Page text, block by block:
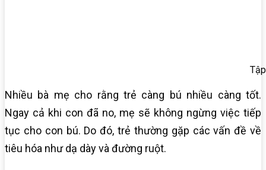
Nhiều bà mẹ cho rằng trẻ càng bú nhiều càng tốt.
Ngay cả khi con đã no, mẹ sẽ không ngừng việc tiếp
tục cho con bú. Do đó, trẻ thường gặp các vấn đề về
tiêu hóa như dạ dàyvà đường ruột.